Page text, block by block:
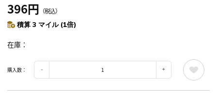
396円 （税込）
積算 3 マイル (1倍)
在庫
購入数：